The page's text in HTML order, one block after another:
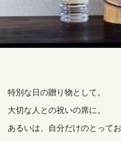
特別な日の贈り物として。
大切な人との祝いの席に。
あるいは、自分だけのとって